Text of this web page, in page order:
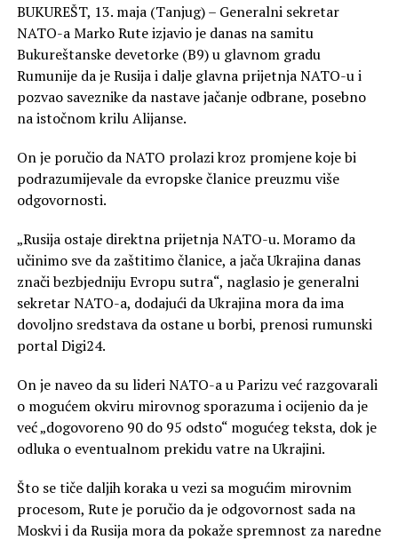
BUKUREŠT, 13. maja (Tanjug) – Generalni sekretar
NATO-a Marko Rute izjavio je danas na samitu
Bukureštanske devetorke (B9) u glavnom gradu
Rumunije da je Rusija i dalje glavna prijetnja NATO-u i
pozvao saveznike da nastave jačanje odbrane, posebno
na istočnom krilu Alijanse.
On je poručio da NATO prolazi kroz promjene koje bi
podrazumijevale da evropske članice preuzmu više
odgovornosti.
„Rusija ostaje direktna prijetnja NATO-u. Moramo da
učinimo sve da zaštitimo članice, a jača Ukrajina danas
znači bezbjedniju Evropu sutra“, naglasio je generalni
sekretar NATO-a, dodajući da Ukrajina mora da ima
dovoljno sredstava da ostane u borbi, prenosi rumunski
portal Digi24.
On je naveo da su lideri NATO-a u Parizu već razgovarali
o mogućem okviru mirovnog sporazuma i ocijenio da je
već „dogovoreno 90 do 95 odsto“ mogućeg teksta, dok je
odluka o eventualnom prekidu vatre na Ukrajini.
Što se tiče daljih koraka u vezi sa mogućim mirovnim
procesom, Rute je poručio da je odgovornost sada na
Moskvi i da Rusija mora da pokaže spremnost za naredne